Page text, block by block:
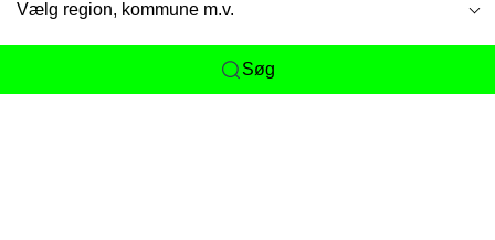
Vælg region, kommune m.v.
Søg